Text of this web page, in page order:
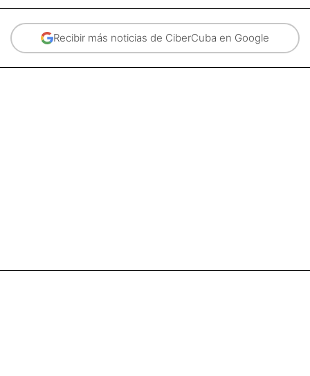
Recibir más noticias de CiberCuba en Google